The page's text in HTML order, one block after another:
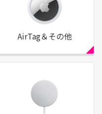
AirTag＆その他